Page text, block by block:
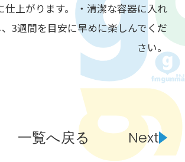
仕上がります。 ・清潔な容器に入れ
3週間を目安に早めに楽しんでくだ
さい。
一覧へ戻る Next